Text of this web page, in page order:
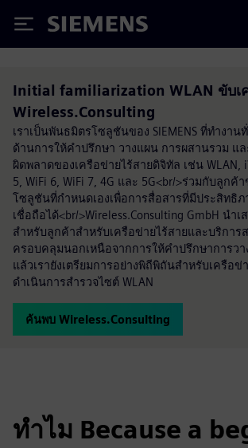
Siemens
Initial familiarization WLAN ขับเ
Wireless.Consulting
เราเป็นพันธมิตรโซลูชันของ SIEMENS ที่ทำงา
ด้านการให้คำปรึกษา วางแผน การผสานรวม แ
ผิดพลาดของเครือข่ายไร้สายดิจิทัล เช่น WLAN,
5, WiFi 6, WiFi 7, 4G และ 5G<br/>ร่วมกับลูกค้
โซลูชันที่กำหนดเองเพื่อการสื่อสารที่มีประสิทธิ
เชื่อถือได้<br/>Wireless.Consulting GmbH น
สำหรับลูกค้าสำหรับเครือข่ายไร้สายและบริกา
ครอบคลุมนอกเหนือจากการให้คำปรึกษาการว
แล้วเรายังเตรียมการอย่างพิถีพิถันสำหรับเครือ
ดำเนินการสำรวจไซต์ WLAN
ค้นพบ Wireless.Consulting
ทำไม Because a